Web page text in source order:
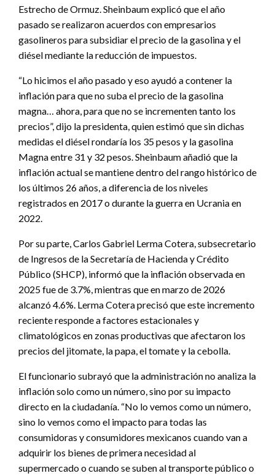
Estrecho de Ormuz. Sheinbaum explicó que el año
pasado se realizaron acuerdos con empresarios
gasolineros para subsidiar el precio de la gasolina y el
diésel mediante la reducción de impuestos.
“Lo hicimos el año pasado y eso ayudó a contener la
inflación para que no suba el precio de la gasolina
magna… ahora, para que no se incrementen tanto los
precios”, dijo la presidenta, quien estimó que sin dichas
medidas el diésel rondaría los 35 pesos y la gasolina
Magna entre 31 y 32 pesos. Sheinbaum añadió que la
inflación actual se mantiene dentro del rango histórico de
los últimos 26 años, a diferencia de los niveles
registrados en 2017 o durante la guerra en Ucrania en
2022.
Por su parte, Carlos Gabriel Lerma Cotera, subsecretario
de Ingresos de la Secretaría de Hacienda y Crédito
Público (SHCP), informó que la inflación observada en
2025 fue de 3.7%, mientras que en marzo de 2026
alcanzó 4.6%. Lerma Cotera precisó que este incremento
reciente responde a factores estacionales y
climatológicos en zonas productivas que afectaron los
precios del jitomate, la papa, el tomate y la cebolla.
El funcionario subrayó que la administración no analiza la
inflación solo como un número, sino por su impacto
directo en la ciudadanía. “No lo vemos como un número,
sino lo vemos como el impacto para todas las
consumidoras y consumidores mexicanos cuando van a
adquirir los bienes de primera necesidad al
supermercado o cuando se suben al transporte público o